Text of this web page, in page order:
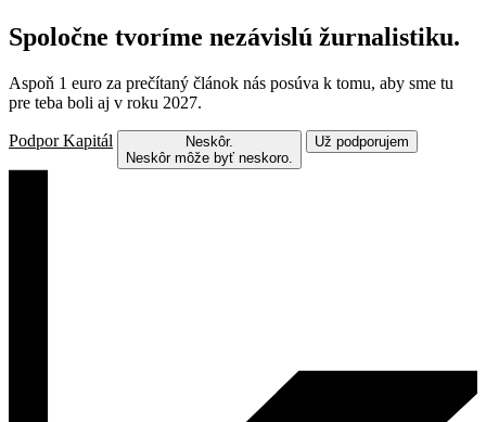
Spoločne tvoríme nezávislú žurnalistiku.
Aspoň 1 euro za prečítaný článok nás posúva k tomu, aby sme tu
pre teba boli aj v roku 2027.
Podpor Kapitál
Neskôr.
Neskôr môže byť neskoro.
Už podporujem